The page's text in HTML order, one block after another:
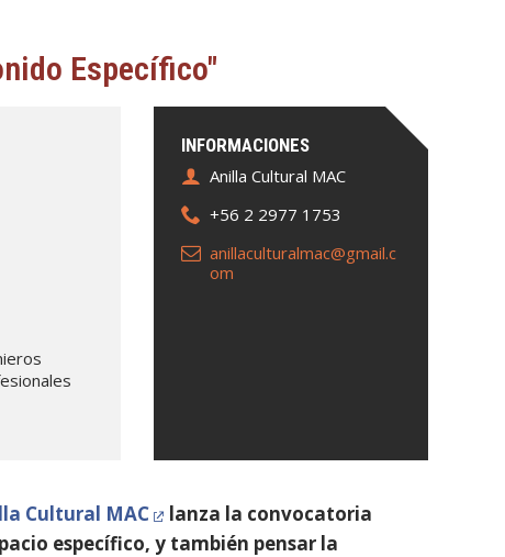
Específico"
INFORMACIONES
Anilla Cultural MAC
+56 2 2977 1753
anillaculturalmac@gmail.c
om
Cultural MAC
lanza la convocatoria
específico, y también pensar la